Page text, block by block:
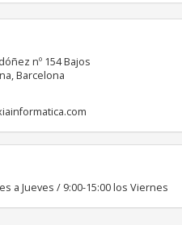
nº 154 Bajos
,Barcelona
a Jueves / 9:00-15:00 los Viernes